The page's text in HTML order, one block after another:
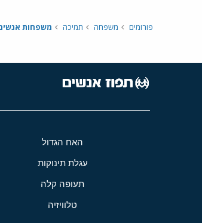
פורומים משפחה תמיכה משפחות
האח הגדול
עגלת תינוקות
תעופה קלה
טלוויזיה